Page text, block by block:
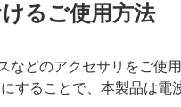
るご使用方法
どのアクセサリをご使
することで、本製品は電